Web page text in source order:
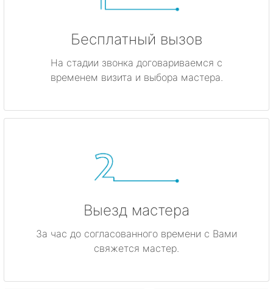
Бесплатный вызов
На стадии звонка договариваемся с
временем визита и выбора мастера.
Выезд мастера
За час до согласованного времени с Вами
свяжется мастер.